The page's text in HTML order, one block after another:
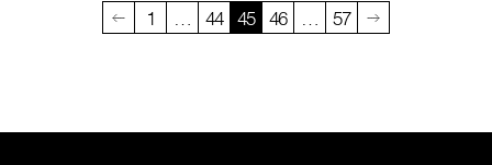
1 44 45 46 57